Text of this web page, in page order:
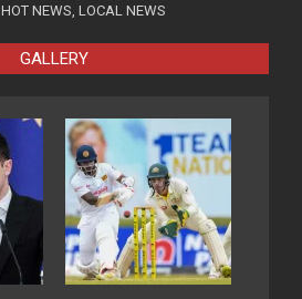
HOT NEWS, LOCAL NEWS
GALLERY